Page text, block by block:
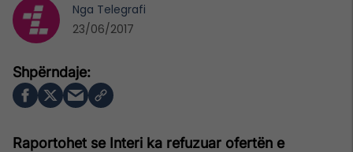
Raportohet se Interi ka refuzuar ofertën e
Nga Telegrafi
23/06/2017